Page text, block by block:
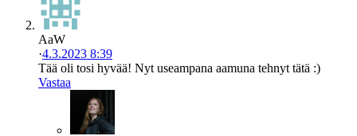
AaW
·4.3.2023 8:39
Tää oli tosi hyvää! Nyt useampana aamuna tehnyt tätä :)
Vastaa